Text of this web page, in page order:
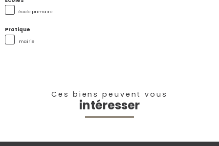
école primaire
Pratique
mairie
Ces biens peuvent vous
intéresser